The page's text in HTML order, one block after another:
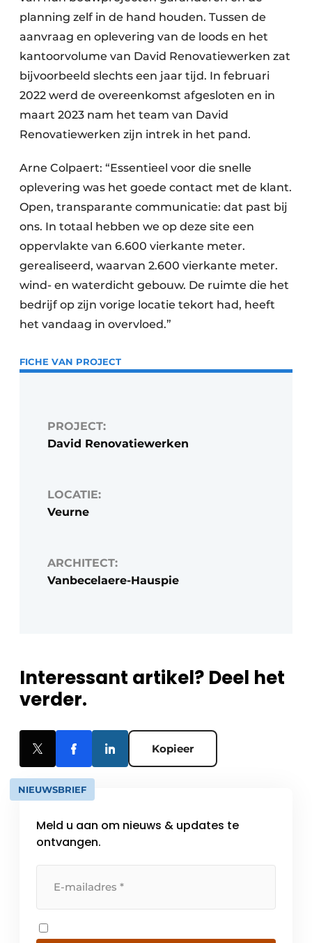
planning zelf in de hand houden. Tussen de
aanvraag en oplevering van de loods en het
kantoorvolume van David Renovatiewerken zat
bijvoorbeeld slechts een jaar tijd. In februari
2022 werd de overeenkomst afgesloten en in
maart 2023 nam het team van David
Renovatiewerken zijn intrek in het pand.
Arne Colpaert: “Essentieel voor die snelle
oplevering was het goede contact met de klant.
Open, transparante communicatie: dat past bij
ons. In totaal hebben we op deze site een
oppervlakte van 6.600 vierkante meter.
gerealiseerd, waarvan 2.600 vierkante meter.
wind- en waterdicht gebouw. De ruimte die het
bedrijf op zijn vorige locatie tekort had, heeft
het vandaag in overvloed.”
FICHE VAN PROJECT
PROJECT:
David Renovatiewerken
LOCATIE:
Veurne
ARCHITECT:
Vanbecelaere-Hauspie
Interessant artikel? Deel het
verder.
Kopieer
NIEUWSBRIEF
Meld u aan om nieuws & updates te
ontvangen.